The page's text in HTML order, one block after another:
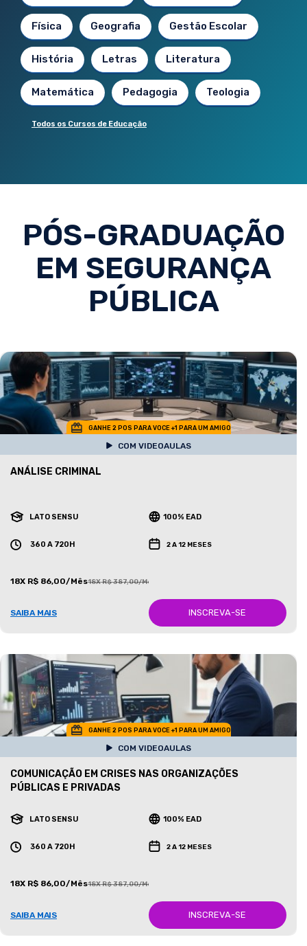
Física Geografia Gestão Escolar
História Letras Literatura
Matemática Pedagogia Teologia
Todos os Cursos de Educação
PÓS-GRADUAÇÃO
EM SEGURANÇA
PÚBLICA
GANHE 2 POS PARA VOCE +1 PARA UM AMIGO
COM VIDEOAULAS
ANÁLISE CRIMINAL
LATO SENSU 100% EAD
360 A 720H 2 A 12 MESES
18X R$ 86,00/Mês18X R$ 387,00/Mês
SAIBA MAIS INSCREVA-SE
GANHE 2 POS PARA VOCE +1 PARA UM AMIGO
COM VIDEOAULAS
COMUNICAÇÃO EM CRISES NAS ORGANIZAÇÕES
PÚBLICAS E PRIVADAS
LATO SENSU 100% EAD
360 A 720H 2 A 12 MESES
18X R$ 86,00/Mês18X R$ 387,00/Mês
SAIBA MAIS INSCREVA-SE